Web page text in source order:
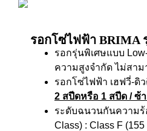
รอกโซ่ไฟฟ้า BRIMA
รอกรุ่นพิเศษแบบ
ความสูงจำกัด ไม่สา
รอกโซ่ไฟฟ้า เฮฟวี่-ดิ
2 สปีดหรือ 1 สปีด / ซ้
ระดับฉนวนกันความร้
Class) : Class F